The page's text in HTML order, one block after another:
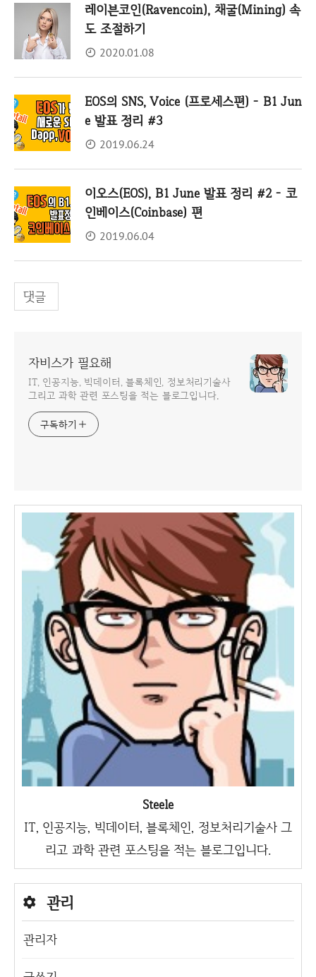
레이븐코인(Ravencoin), 채굴(Mining) 속
도 조절하기
2020.01.08
EOS의 SNS, Voice (프로세스편) - B1 Jun
e 발표 정리 #3
2019.06.24
이오스(EOS), B1 June 발표 정리 #2 - 코
인베이스(Coinbase) 편
2019.06.04
댓글
자비스가 필요해
IT, 인공지능, 빅데이터, 블록체인, 정보처리기술사
그리고 과학 관련 포스팅을 적는 블로그입니다.
구독하기
Steele
IT, 인공지능, 빅데이터, 블록체인, 정보처리기술사 그
리고 과학 관련 포스팅을 적는 블로그입니다.
관리
관리자